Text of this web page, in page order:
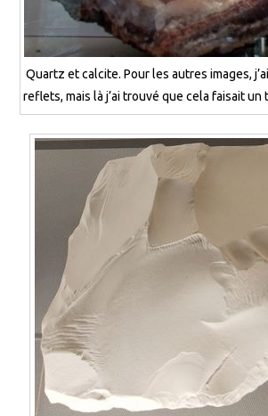
Quartz et calcite. Pour les autres images,
reflets, mais là j’ai trouvé que cela faisait un